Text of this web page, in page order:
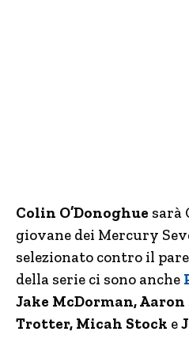
Colin O’Donoghue sarà
giovane dei Mercury
selezionato contro il
della serie ci sono anche
Jake McDorman,
Trotter, Micah Stock e